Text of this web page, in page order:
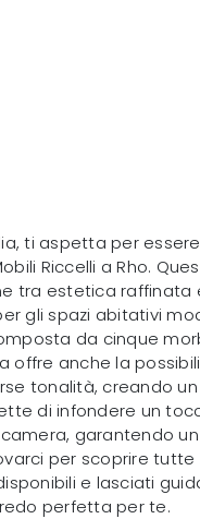
ti aspetta per essere
Riccelli a Rho.
tra estetica raffinata
gli spazi abitativi
da cinque
offre anche la
tonalità, creando un
di infondere un
garantendo un
per scoprire tutte
e lasciati
perfetta per te.